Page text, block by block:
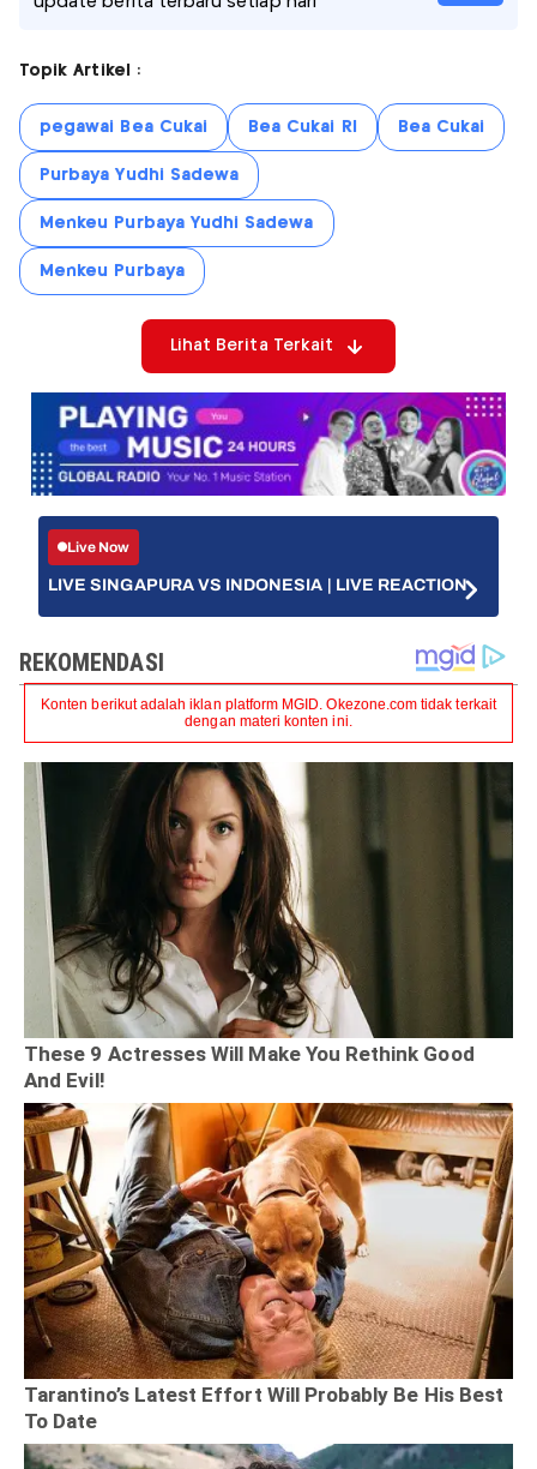
Topik Artikel :
pegawai Bea Cukai Bea Cukai RI Bea Cukai
Purbaya Yudhi Sadewa
Menkeu Purbaya Yudhi Sadewa
Menkeu Purbaya
Lihat Berita Terkait
Live Now
LIVE SINGAPURA VS INDONESIA | LIVE REACTION